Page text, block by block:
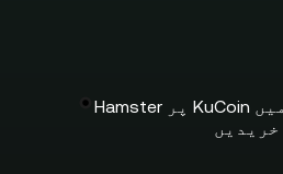
چار آسان مراحل میں KuCoin پر Hamster